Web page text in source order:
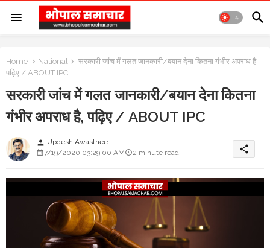
Home National
सरकारी जांच में गलत जानकारी/बयान देना कितना गंभीर अपराध है,
पढ़िए / ABOUT IPC
सरकारी जांच में गलत जानकारी/बयान देना कितना
गंभीर अपराध है, पढ़िए / ABOUT IPC
person Updesh Awasthee
7/19/2020 03:29:00 AM
2 minute read share